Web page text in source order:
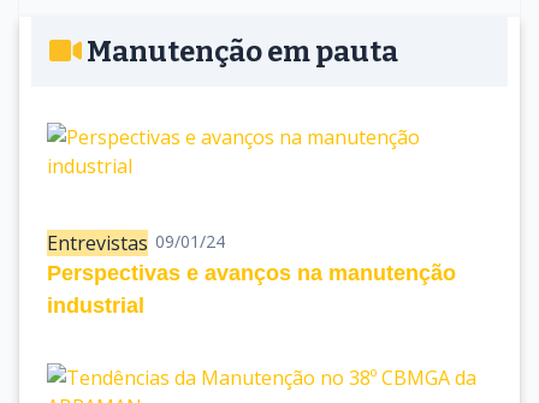
Manutenção em pauta
Entrevistas 09/01/24
Perspectivas e avanços na manutenção
industrial